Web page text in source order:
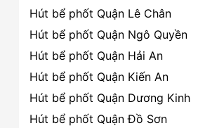
Hút bể phốt Quận Lê Chân
Hút bể phốt Quận Ngô Quyền
Hút bể phốt Quận Hải An
Hút bể phốt Quận Kiến An
Hút bể phốt Quận Dương Kinh
Hút bể phốt Quận Đồ Sơn